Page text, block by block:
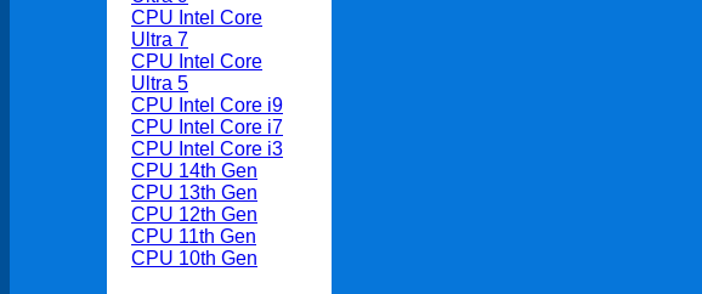
CPU Intel Core
Ultra 7
CPU Intel Core
Ultra 5
CPU Intel Core i9
CPU Intel Core i7
CPU Intel Core i3
CPU 14th Gen
CPU 13th Gen
CPU 12th Gen
CPU 11th Gen
CPU 10th Gen